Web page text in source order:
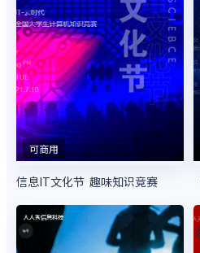
可商用
信息IT文化节 趣味知识竞赛